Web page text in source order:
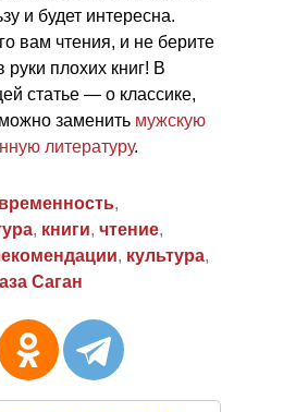
и будет интересна.
вам чтения, и не берите
руки плохих книг! В
статье — о классике,
заменить мужскую
литературу.
,
, книги, чтение,
, культура,
Саган